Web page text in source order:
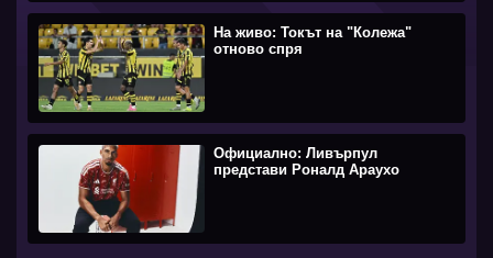
На живо: Токът на "Колежа"
отново спря
Официално: Ливърпул
представи Роналд Араухо